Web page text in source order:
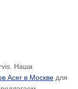
Наша
Acer в Москве для